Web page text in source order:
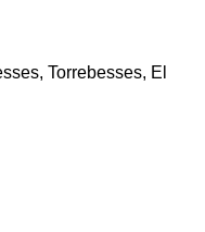
Torrebesses, El